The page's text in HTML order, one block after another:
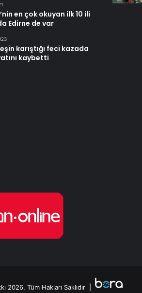
en çok okuyan ilk 10 ili
Edirne de var
karıştığı feci kazada
kaybetti
2026, Tüm Hakları Saklıdır |